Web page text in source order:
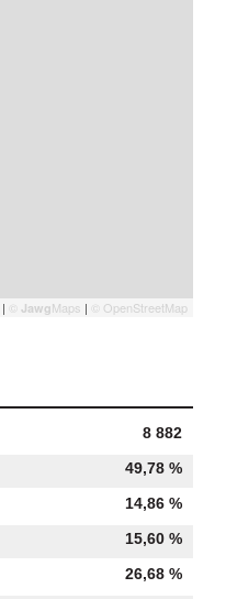
| © JawgMaps | © OpenStreetMap
8 882
49,78 %
14,86 %
15,60 %
26,68 %